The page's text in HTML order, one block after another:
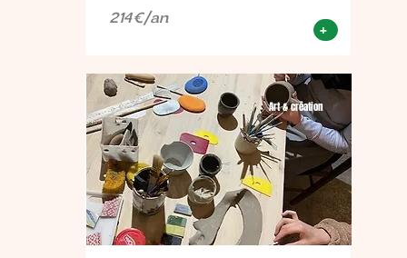
214€/an +
Art & création